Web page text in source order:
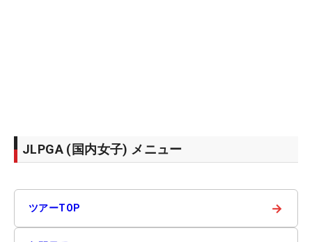
JLPGA (国内女子) メニュー
ツアーTOP →